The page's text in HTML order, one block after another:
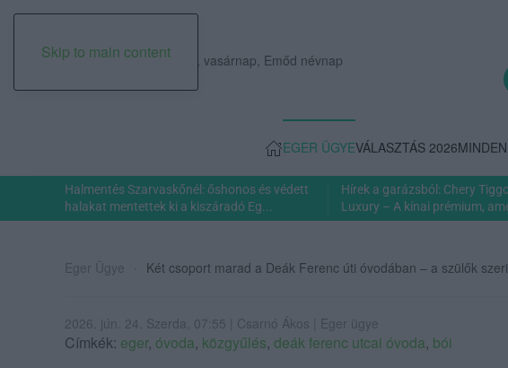
Skip to main content
2026. augusztus 09., vasárnap, Emőd névnap
EGER ÜGYEVÁLASZTÁS 2026
Halmentés Szarvaskőnél: őshonos és védett
halakat mentettek ki a kiszáradó Eg...
Hírek a garázsból: Chery
Luxury – A kínai prémium,
Eger Ügye Két csoport marad a Deák Ferenc úti óvodában – a szülők
2026. jún. 24. Szerda, 07:55 | Csarnó Ákos | Eger ügye
Címkék: eger, óvoda, közgyűlés, deák ferenc utcai óvoda, bói